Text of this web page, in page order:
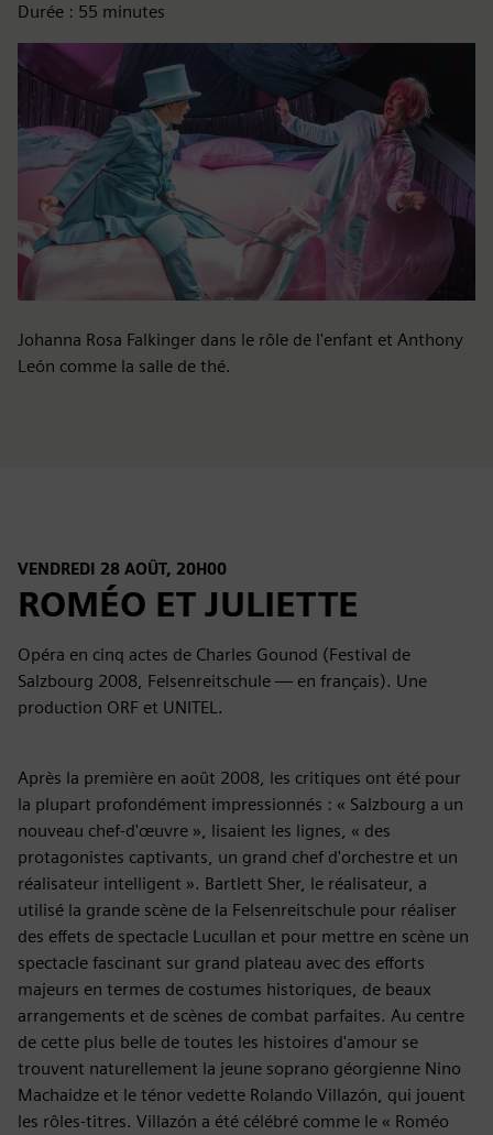
Durée : 55 minutes
Johanna Rosa Falkinger dans le rôle de l'enfant et Anthony
León comme la salle de thé.
VENDREDI 28 AOÛT, 20H00
ROMÉO ET JULIETTE
Opéra en cinq actes de Charles Gounod (Festival de
Salzbourg 2008, Felsenreitschule — en français). Une
production ORF et UNITEL.
Après la première en août 2008, les critiques ont été pour
la plupart profondément impressionnés : « Salzbourg a un
nouveau chef-d'œuvre », lisaient les lignes, « des
protagonistes captivants, un grand chef d'orchestre et un
réalisateur intelligent ». Bartlett Sher, le réalisateur, a
utilisé la grande scène de la Felsenreitschule pour réaliser
des effets de spectacle Lucullan et pour mettre en scène un
spectacle fascinant sur grand plateau avec des efforts
majeurs en termes de costumes historiques, de beaux
arrangements et de scènes de combat parfaites. Au centre
de cette plus belle de toutes les histoires d'amour se
trouvent naturellement la jeune soprano géorgienne Nino
Machaidze et le ténor vedette Rolando Villazón, qui jouent
les rôles-titres. Villazón a été célébré comme le « Roméo